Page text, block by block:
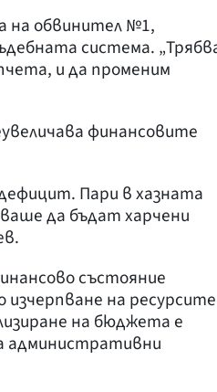
на обвинител №1,
система.
и да променим
финансовите
Пари в хазната
да бъдат харчени
състояние
изчерпване на ресурсите
на бюджета е
административни